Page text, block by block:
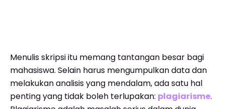
Menulis skripsi itu memang tantangan besar bagi
mahasiswa. Selain harus mengumpulkan data dan
melakukan analisis yang mendalam, ada satu hal
penting yang tidak boleh terlupakan: plagiarisme.